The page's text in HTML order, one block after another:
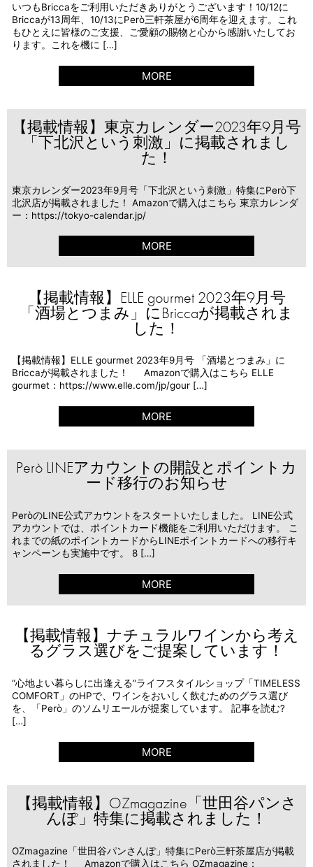
いつもBriccaをご利用いただきありがとうございます！10/12に
Briccaが13周年、10/13にPerò三軒茶屋が6周年を迎えます。これ
もひとえに皆様のご支援、ご愛顧の賜物と心から感謝いたしてお
ります。これを機に […]
MORE
【掲載情報】東京カレンダー2023年9月号
「下北沢という刺激」に掲載されまし
た！
東京カレンダー2023年9月号「下北沢という刺激」特集にPerò下
北沢店が掲載されました！ Amazonで購入はこちら 東京カレンダ
ー：https://tokyo-calendar.jp/
MORE
【掲載情報】ELLE gourmet 2023年9月号
「酒場とつまみ」にBriccaが掲載されま
した！
【掲載情報】ELLE gourmet 2023年9月号 「酒場とつまみ」に
Briccaが掲載されました！ Amazonで購入はこちら ELLE
gourmet：https://www.elle.com/jp/gour […]
MORE
Però LINEアカウントの開設とポイントカ
ード移行のお知らせ
PeròのLINE公式アカウントをスタートいたしました。 LINE公式
アカウントでは、ポイントカード機能をご利用いただけます。 こ
れまでの紙のポイントカードからLINEポイントカードへの移行キ
ャンペーンも実施中です。 8 […]
MORE
【掲載情報】ナチュラルワインから考え
るグラス選びをご提案しています！
“心地よい暮らしに出逢える”ライフスタイルショップ「TIMELESS
COMFORT」のHPで、ワインをおいしく飲むためのグラス選び
を、「Però」のソムリエールが提案しています。 記事を読む?
[…]
MORE
【掲載情報】OZmagazine「世田谷パンさ
んぽ」特集に掲載されました！
OZmagazine「世田谷パンさんぽ」特集にPerò三軒茶屋店が掲載
されました！ Amazonで購入はこちら OZmagazine：